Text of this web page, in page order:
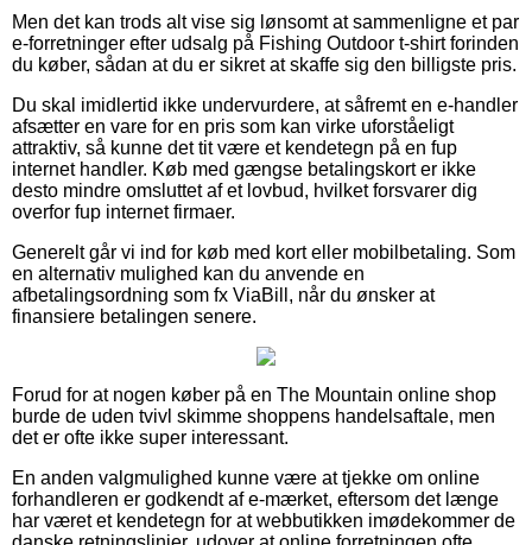
Men det kan trods alt vise sig lønsomt at sammenligne et par
e-forretninger efter udsalg på Fishing Outdoor t-shirt forinden
du køber, sådan at du er sikret at skaffe sig den billigste pris.
Du skal imidlertid ikke undervurdere, at såfremt en e-handler
afsætter en vare for en pris som kan virke uforståeligt
attraktiv, så kunne det tit være et kendetegn på en fup
internet handler. Køb med gængse betalingskort er ikke
desto mindre omsluttet af et lovbud, hvilket forsvarer dig
overfor fup internet firmaer.
Generelt går vi ind for køb med kort eller mobilbetaling. Som
en alternativ mulighed kan du anvende en
afbetalingsordning som fx ViaBill, når du ønsker at
finansiere betalingen senere.
Forud for at nogen køber på en The Mountain online shop
burde de uden tvivl skimme shoppens handelsaftale, men
det er ofte ikke super interessant.
En anden valgmulighed kunne være at tjekke om online
forhandleren er godkendt af e-mærket, eftersom det længe
har været et kendetegn for at webbutikken imødekommer de